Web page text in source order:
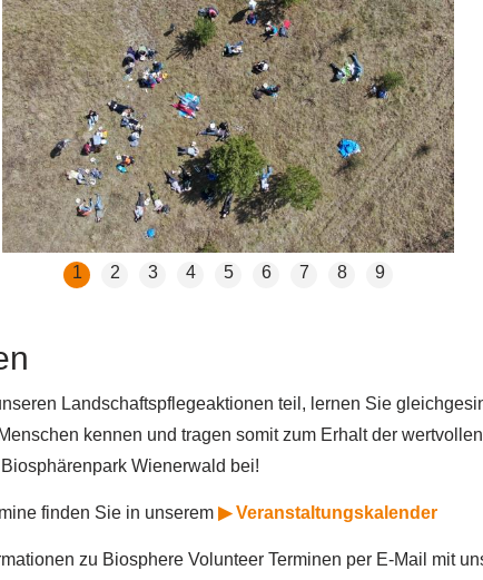
1 2 3 4 5 6 7 8 9
Landschaftspflegeaktionen teil, lernen Sie
kennen und tragen somit zum Erhalt der wertvollen
Wienerwald bei!
finden Sie in unserem ▶ Veranstaltungskalender
zu Biosphere Volunteer Terminen per E-Mail mit